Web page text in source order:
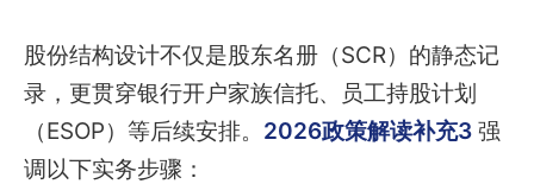
股份结构设计不仅是股东名册（SCR）的静态记
录，更贯穿银行开户家族信托、员工持股计划
（ESOP）等后续安排。 2026政策解读补充3 强
调以下实务步骤：